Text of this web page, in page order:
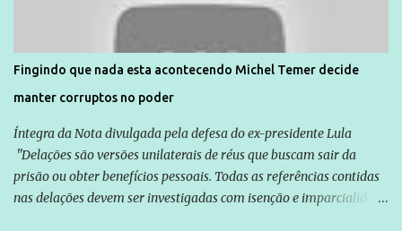
são vítimas de violência, estão em situação de risco ou têm seus
direitos violados. Leia mais: Anistia Internacional cobra do Brasil
solução do caso Amarildo - Terra Brasil
Fingindo que nada esta acontecendo Michel Temer decide
manter corruptos no poder
Íntegra da Nota divulgada pela defesa do ex-presidente Lula
"Delações são versões unilaterais de réus que buscam sair da
prisão ou obter benefícios pessoais. Todas as referências contidas
nas delações devem ser investigadas com isenção e imparcialidade